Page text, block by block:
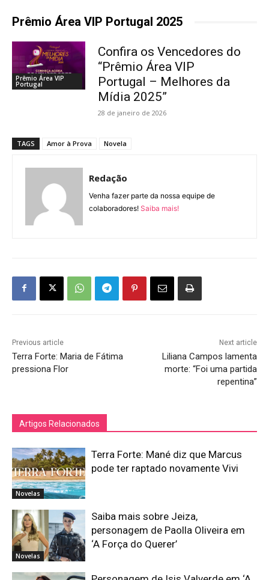
Prêmio Área VIP Portugal 2025
Prêmio Área VIP
Portugal
Confira os Vencedores do
“Prêmio Área VIP
Portugal – Melhores da
Mídia 2025”
28 de janeiro de 2026
TAGS Amor à Prova Novela
Redação
Venha fazer parte da nossa equipe de
colaboradores! Saiba mais!
Previous article
Terra Forte: Maria de Fátima
pressiona Flor
Next article
Liliana Campos lamenta
morte: “Foi uma partida
repentina”
Artigos Relacionados
Novelas
Terra Forte: Mané diz que Marcus
pode ter raptado novamente Vivi
Novelas
Saiba mais sobre Jeiza,
personagem de Paolla Oliveira em
‘A Força do Querer’